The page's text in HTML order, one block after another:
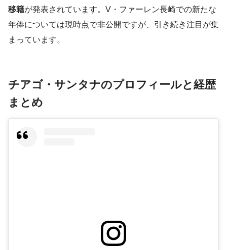
移籍が発表されています。V・ファーレン長崎での新たな
年俸については現時点で非公開ですが、引き続き注目が集
まっています。
チアゴ・サンタナのプロフィールと経歴
まとめ